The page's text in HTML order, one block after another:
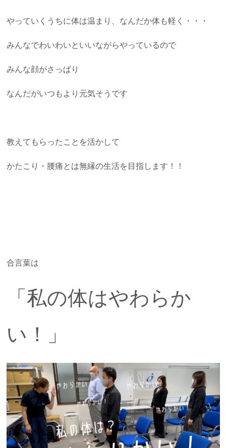
やっていくうちに体は温まり、なんだか体も軽く・・・
みんなでわいわいといいながらやっているので
みんな顔がさっぱり
なんだがいつもより元気そうです
教えてもらったことを活かして
かたこり・腰痛とは無縁の生活を目指します！！
合言葉は
「私の体はやわらか
い！」